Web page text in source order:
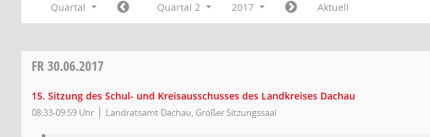
Quartal Quartal 2 2017 Aktuell
FR30.06.2017
15. Sitzung des Schul- und Kreisausschusses des Landkreises Dachau
08:33-09:59 Uhr Landratsamt Dachau, Großer Sitzungssaal